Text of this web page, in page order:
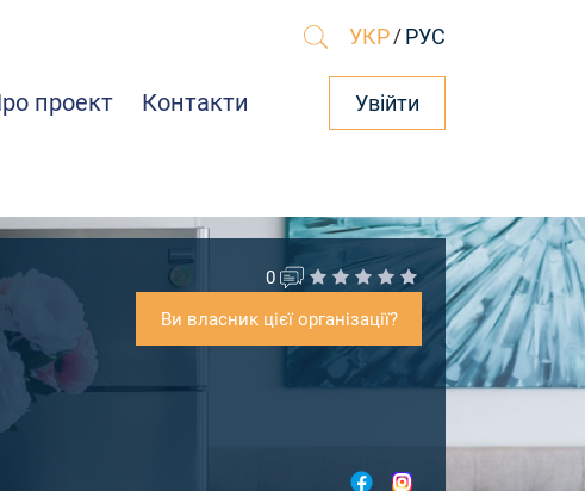
УКР / РУС
проект Контакти Увійти
0
Ви власник цієї організації?